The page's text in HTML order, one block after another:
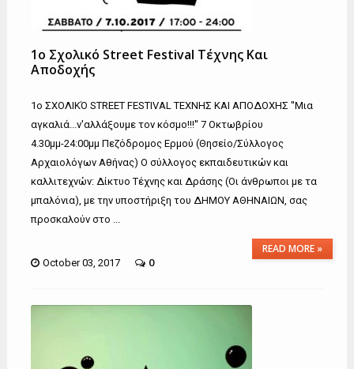
1ο Σχολικό Street Festival Τέχνης Και
Αποδοχής
1ο ΣΧΟΛΙΚΌ STREET FESTIVAL ΤΕΧΝΗΣ ΚΑΙ ΑΠΟΔΟΧΗΣ ''Mια
αγκαλιά...ν'αλλάξουμε τον κόσμο!!!'' 7 Οκτωβρίου
4.30μμ-24:00μμ Πεζόδρομος Ερμού (Θησείο/Σύλλογος
Αρχαιολόγων Αθήνας) Ο σύλλογος εκπαιδευτικών και
καλλιτεχνών: Δίκτυο Τέχνης και Δράσης (Οι άνθρωποι με τα
μπαλόνια), με την υποστήριξη του ΔΗΜΟΥ ΑΘΗΝΑΙΩΝ, σας
προσκαλούν στο ...
READ MORE »
October 03, 2017 0